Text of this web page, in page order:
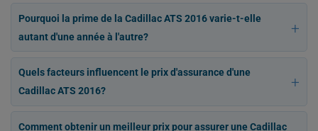
Pourquoi la prime de la Cadillac ATS 2016 varie-t-elle
autant d'une année à l'autre?
Quels facteurs influencent le prix d'assurance d'une
Cadillac ATS 2016?
Comment obtenir un meilleur prix pour assurer une Cadillac